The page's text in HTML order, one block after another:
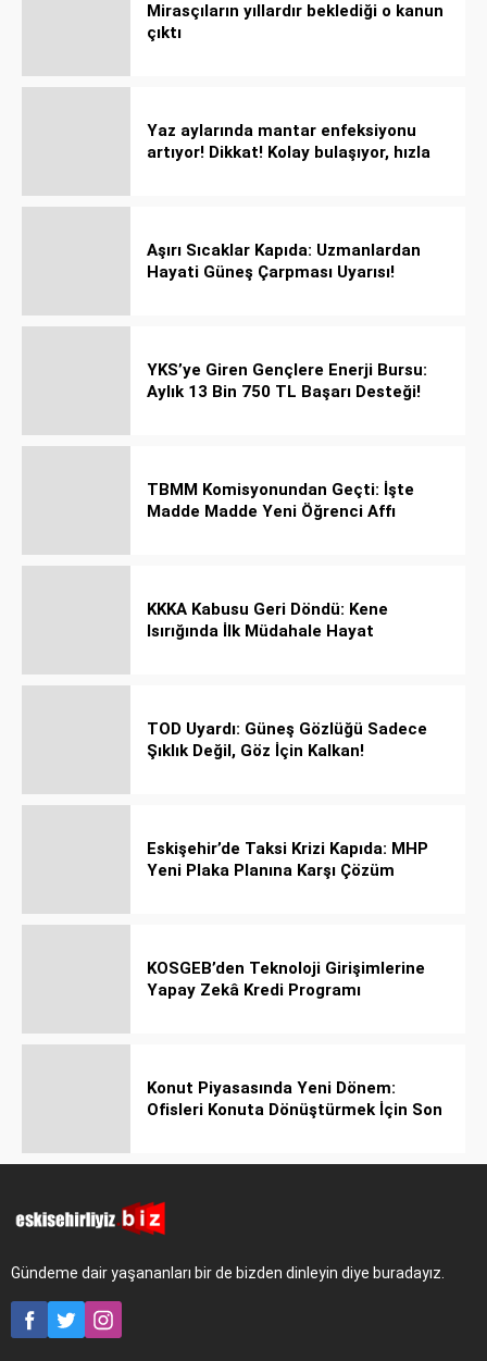
Mirasçıların yıllardır beklediği o kanun
çıktı
Yaz aylarında mantar enfeksiyonu
artıyor! Dikkat! Kolay bulaşıyor, hızla
Aşırı Sıcaklar Kapıda: Uzmanlardan
Hayati Güneş Çarpması Uyarısı!
YKS’ye Giren Gençlere Enerji Bursu:
Aylık 13 Bin 750 TL Başarı Desteği!
TBMM Komisyonundan Geçti: İşte
Madde Madde Yeni Öğrenci Affı
KKKA Kabusu Geri Döndü: Kene
Isırığında İlk Müdahale Hayat
TOD Uyardı: Güneş Gözlüğü Sadece
Şıklık Değil, Göz İçin Kalkan!
Eskişehir’de Taksi Krizi Kapıda: MHP
Yeni Plaka Planına Karşı Çözüm
KOSGEB’den Teknoloji Girişimlerine
Yapay Zekâ Kredi Programı
Konut Piyasasında Yeni Dönem:
Ofisleri Konuta Dönüştürmek İçin Son
Gündeme dair yaşananları bir de bizden dinleyin diye buradayız.